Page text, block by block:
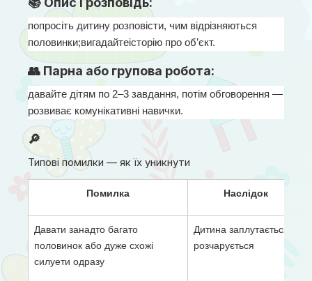
попросіть дитину розповісти, чим відрізняються
половинки;вигадайтеісторію про об’єкт.
👥 Парна або групова робота:
давайте дітям по 2–3 завдання, потім обговорення —
розвиває комунікативні навички.
🔎
Типові помилки — як їх уникнути
Помилка Наслідок
Давати занадто багато
половинок або дуже схожі
силуети одразу
Дитина заплутається,
розчарується